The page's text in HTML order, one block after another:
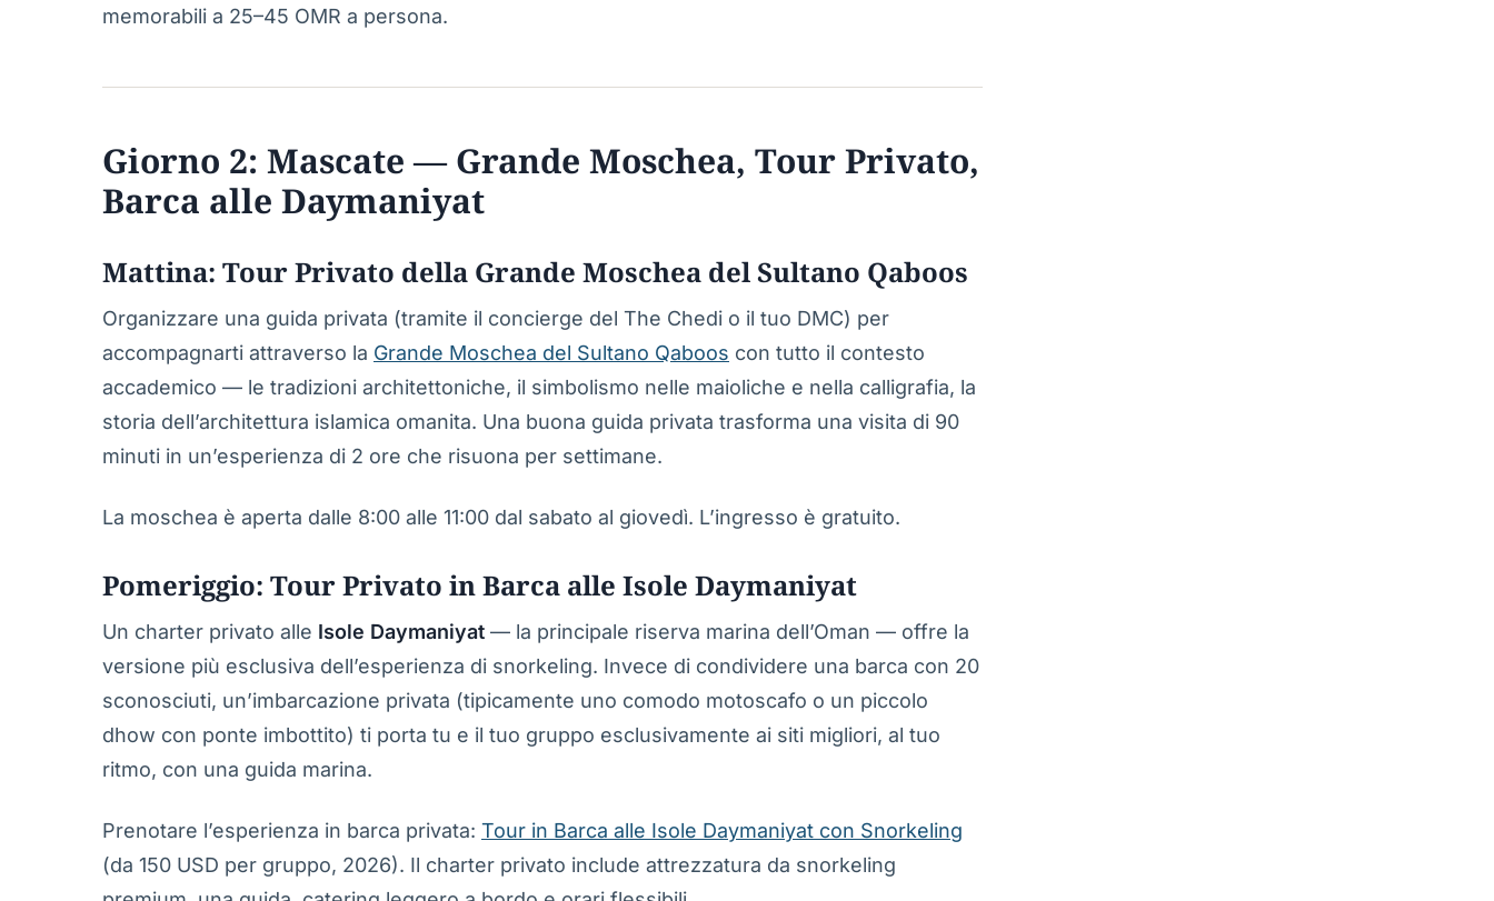
memorabili a 25–45 OMR a persona.
Giorno 2: Mascate — Grande Moschea, Tour Privato,
Barca alle Daymaniyat
Mattina: Tour Privato della Grande Moschea del Sultano Qaboos
Organizzare una guida privata (tramite il concierge del The Chedi o il tuo DMC) per
accompagnarti attraverso la Grande Moschea del Sultano Qaboos con tutto il contesto
accademico — le tradizioni architettoniche, il simbolismo nelle maioliche e nella calligrafia, la
storia dell’architettura islamica omanita. Una buona guida privata trasforma una visita di 90
minuti in un’esperienza di 2 ore che risuona per settimane.
La moschea è aperta dalle 8:00 alle 11:00 dal sabato al giovedì. L’ingresso è gratuito.
Pomeriggio: Tour Privato in Barca alle Isole Daymaniyat
Un charter privato alle Isole Daymaniyat — la principale riserva marina dell’Oman — offre la
versione più esclusiva dell’esperienza di snorkeling. Invece di condividere una barca con 20
sconosciuti, un’imbarcazione privata (tipicamente uno comodo motoscafo o un piccolo
dhow con ponte imbottito) ti porta tu e il tuo gruppo esclusivamente ai siti migliori, al tuo
ritmo, con una guida marina.
Prenotare l’esperienza in barca privata: Tour in Barca alle Isole Daymaniyat con Snorkeling
(da 150 USD per gruppo, 2026). Il charter privato include attrezzatura da snorkeling